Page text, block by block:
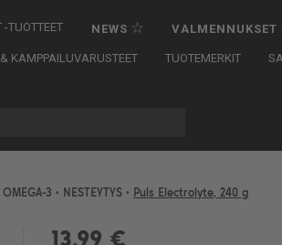
-TUOTTEET NEWS ☆ VALMENNUKSET
KAMPPAILUVARUSTEET TUOTEMERKIT
OMEGA-3 • NESTEYTYS • Puls Electrolyte, 240 g
13.99 €